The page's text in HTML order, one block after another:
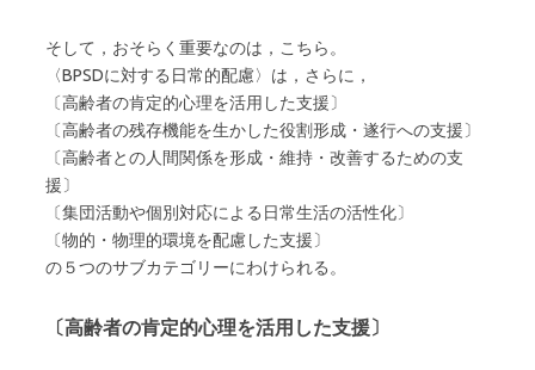
そして，おそらく重要なのは，こちら。
〈BPSDに対する日常的配慮〉は，さらに，
〔高齢者の肯定的心理を活用した支援〕
〔高齢者の残存機能を生かした役割形成・遂行への支援〕
〔高齢者との人間関係を形成・維持・改善するための支
援〕
〔集団活動や個別対応による日常生活の活性化〕
〔物的・物理的環境を配慮した支援〕
の５つのサブカテゴリーにわけられる。
〔高齢者の肯定的心理を活用した支援〕